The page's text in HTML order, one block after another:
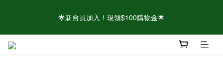
🌟新會員加入！現領$100購物金🌟
🌟新會員加入！現領$100購物金🌟
⚠️請認明官方帳號！近期有仿冒頁面/粉專盜圖詐騙 👉點此查看官